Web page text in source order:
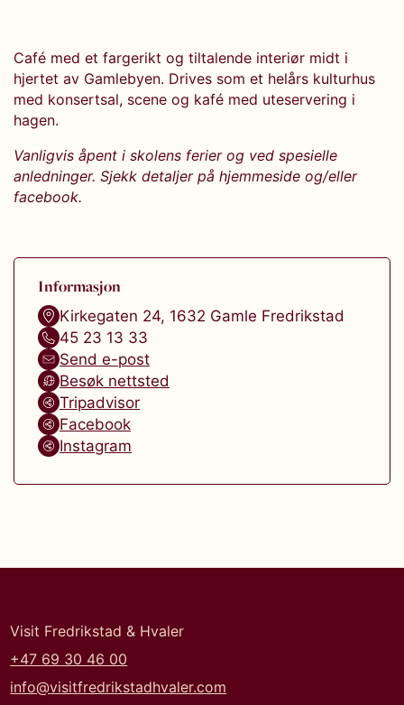
Café med et fargerikt og tiltalende interiør midt i
hjertet av Gamlebyen. Drives som et helårs kulturhus
med konsertsal, scene og kafé med uteservering i
hagen.
Vanligvis åpent i skolens ferier og ved spesielle
anledninger. Sjekk detaljer på hjemmeside og/eller
facebook.
Informasjon
Kirkegaten 24, 1632 Gamle Fredrikstad
45 23 13 33
Send e-post
Besøk nettsted
Tripadvisor
Facebook
Instagram
Visit Fredrikstad & Hvaler
+47 69 30 46 00
info@visitfredrikstadhvaler.com